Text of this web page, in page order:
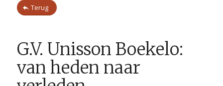
Terug
G.V. Unisson Boekelo:
van heden naar